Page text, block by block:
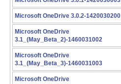
Microsoft OneDrive 3.0.2-1420030200
Microsoft OneDrive
3.1_(May_Beta_2)-1460031002
Microsoft OneDrive
3.1_(May_Beta_3)-1460031003
Microsoft OneDrive